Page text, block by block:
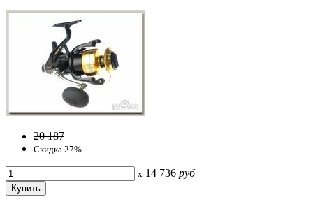
20 187
Скидка 27%
x 14 736 руб